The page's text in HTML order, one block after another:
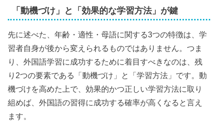
「動機づけ」と「効果的な学習方法」が鍵
先に述べた、年齢・適性・母語に関する3つの特徴は、学
習者自身が後から変えられるものではありません。つま
り、外国語学習に成功するために着目すべきなのは、残
り2つの要素である「動機づけ」と「学習方法」です。動
機づけを高めた上で、効果的かつ正しい学習方法に取り
組めば、外国語の習得に成功する確率が高くなると言え
ます。